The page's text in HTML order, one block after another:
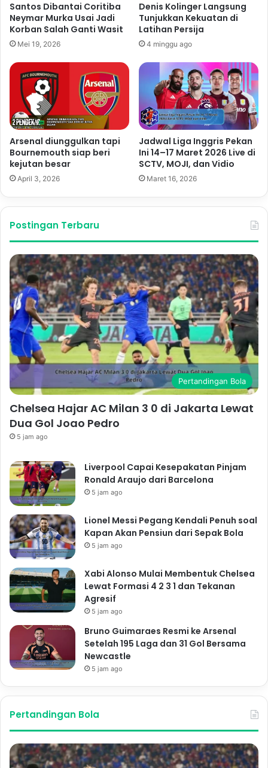
Santos Dibantai Coritiba
Neymar Murka Usai Jadi
Korban Salah Ganti Wasit
Mei 19, 2026
Denis Kolinger Langsung
Tunjukkan Kekuatan di
Latihan Persija
4 minggu ago
Arsenal diunggulkan tapi
Bournemouth siap beri
kejutan besar
April 3, 2026
Jadwal Liga Inggris Pekan
Ini 14–17 Maret 2026 Live di
SCTV, MOJI, dan Vidio
Maret 16, 2026
Postingan Terbaru
Pertandingan Bola
Chelsea Hajar AC Milan 3 0 di Jakarta Lewat
Dua Gol Joao Pedro
5 jam ago
Liverpool Capai Kesepakatan Pinjam
Ronald Araujo dari Barcelona
5 jam ago
Lionel Messi Pegang Kendali Penuh soal
Kapan Akan Pensiun dari Sepak Bola
5 jam ago
Xabi Alonso Mulai Membentuk Chelsea
Lewat Formasi 4 2 3 1 dan Tekanan
Agresif
5 jam ago
Bruno Guimaraes Resmi ke Arsenal
Setelah 195 Laga dan 31 Gol Bersama
Newcastle
5 jam ago
Pertandingan Bola